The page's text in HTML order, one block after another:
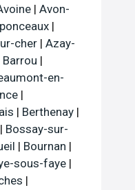
| Avon-
|
cher | Azay-
Barrou |
en-
|
| Berthenay |
| Bossay-sur-
| Bournan |
sous-faye |
|